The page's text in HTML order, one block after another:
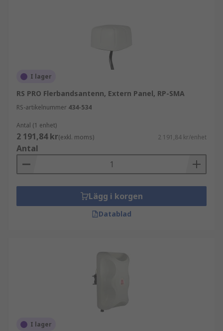
I lager
RS PRO Flerbandsantenn, Extern Panel, RP-SMA
RS-artikelnummer 434-534
Antal (1 enhet)
2 191,84 kr(exkl. moms) 2 191,84 kr/enhet
Antal
Lägg i korgen
Datablad
I lager